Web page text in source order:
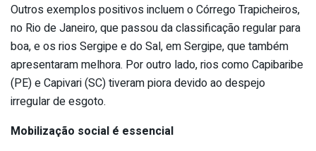
Outros exemplos positivos incluem o Córrego Trapicheiros,
no Rio de Janeiro, que passou da classificação regular para
boa, e os rios Sergipe e do Sal, em Sergipe, que também
apresentaram melhora. Por outro lado, rios como Capibaribe
(PE) e Capivari (SC) tiveram piora devido ao despejo
irregular de esgoto.
Mobilização social é essencial